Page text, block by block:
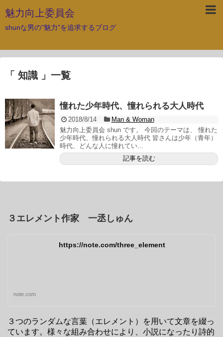
魅力向上委員会
shunな男の"魅力"を追求するブログ
「 知識 」一覧
憧れた少年時代、憧れられる大人時代
2018/8/14
Man & Woman
魅力向上委員会 shun です。 今回のテーマは、 憧れた
少年時代、憧れられる大人時代 皆さんは少年（青年）
時代、どんな人に憧れてい...
記事を読む
３エレメント作家 一丞しゅん
https://note.com/three_element
note.com
３つのランダムな言葉（エレメント）を用いて文章を綴っ
ています。様々な組み合わせにより、小説になったり詩的